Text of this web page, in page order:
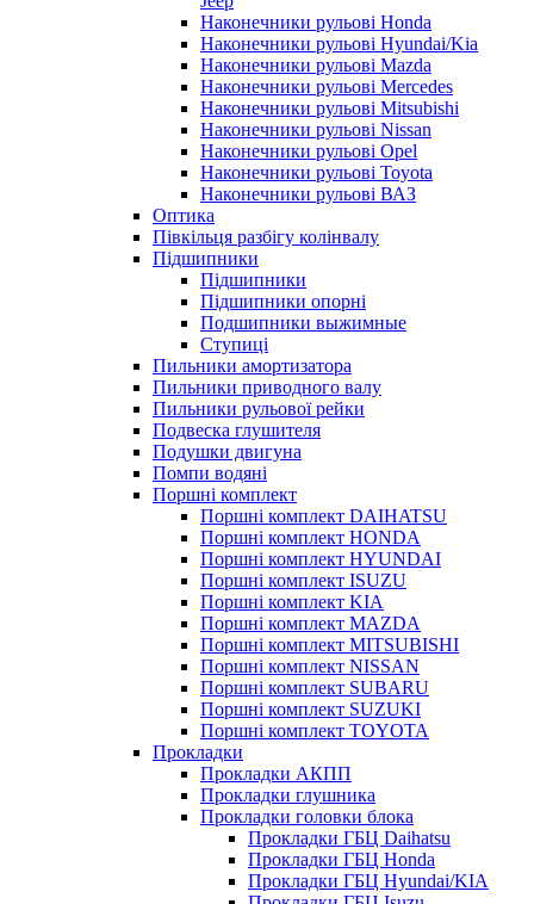
Наконечники рульові Honda
Наконечники рульові Hyundai/Kia
Наконечники рульові Mazda
Наконечники рульові Mercedes
Наконечники рульові Mitsubishi
Наконечники рульові Nissan
Наконечники рульові Opel
Наконечники рульові Toyota
Наконечники рульові ВАЗ
Оптика
Півкільця разбігу колінвалу
Підшипники
Підшипники
Підшипники опорні
Подшипники выжимные
Ступиці
Пильники амортизатора
Пильники приводного валу
Пильники рульової рейки
Подвеска глушителя
Подушки двигуна
Помпи водяні
Поршні комплект
Поршні комплект DAIHATSU
Поршні комплект HONDA
Поршні комплект HYUNDAI
Поршні комплект ISUZU
Поршні комплект KIA
Поршні комплект MAZDA
Поршні комплект MITSUBISHI
Поршні комплект NISSAN
Поршні комплект SUBARU
Поршні комплект SUZUKI
Поршні комплект TOYOTA
Прокладки
Прокладки АКПП
Прокладки глушника
Прокладки головки блока
Прокладки ГБЦ Daihatsu
Прокладки ГБЦ Honda
Прокладки ГБЦ Hyundai/KIA